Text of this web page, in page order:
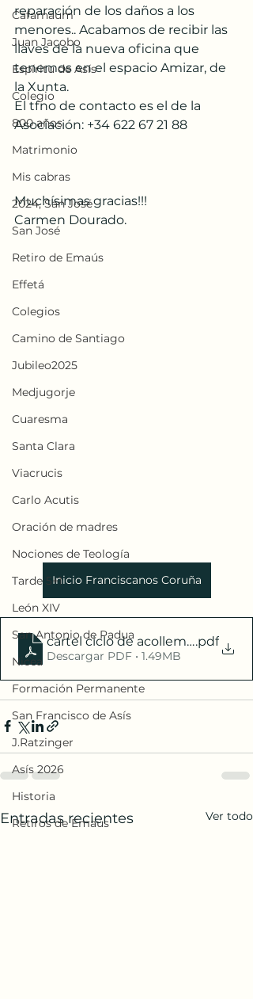
Cafarnaúm
Juan Jacobo
Espíritu de Asís
Colegio
800 años
Matrimonio
Mis cabras
2024, San José
San José
Retiro de Emaús
Effetá
Colegios
Camino de Santiago
Jubileo2025
Medjugorje
Cuaresma
Santa Clara
Viacrucis
Carlo Acutis
Oración de madres
Nociones de Teología
Tarde 5+1
León XIV
San Antonio de Padua
Nicea
Formación Permanente
San Francisco de Asís
J.Ratzinger
Asís 2026
Historia
Retiros de Emaús
reparación de los daños a los
menores.. Acabamos de recibir las
llaves de la nueva oficina que
tenemos en el espacio Amizar, de
la Xunta.
El tfno de contacto es el de la
Asociación: +34 622 67 21 88
Muchísimas gracias!!!
Carmen Dourado.
Inicio Franciscanos Coruña
cartel ciclo de acollemento I
.pdf
Descargar PDF • 1.49MB
Entradas recientes Ver todo